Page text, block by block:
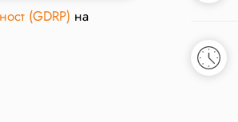
(GDRP) на